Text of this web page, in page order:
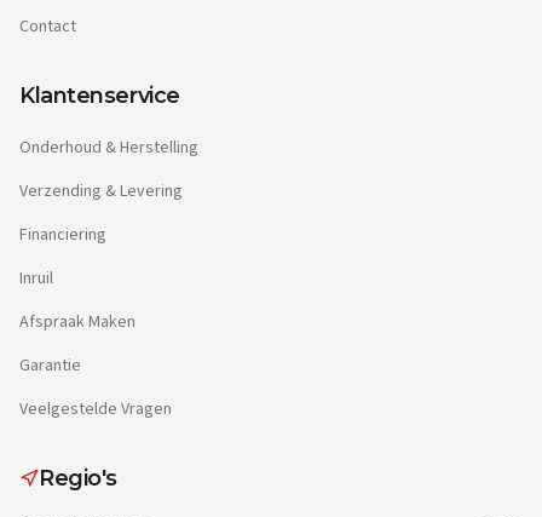
Contact
Klantenservice
Onderhoud & Herstelling
Verzending & Levering
Financiering
Inruil
Afspraak Maken
Garantie
Veelgestelde Vragen
Regio's